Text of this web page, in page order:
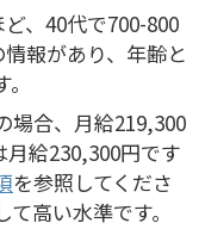
、40代で700-800
報があり、年齢と
場合、月給219,300
給230,300円です
を参照してくださ
高い水準です。